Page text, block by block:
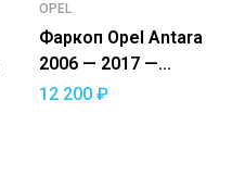
OPEL
Фаркоп Opel Antara
2006 — 2017 —
съемный квадрат
12 200₽